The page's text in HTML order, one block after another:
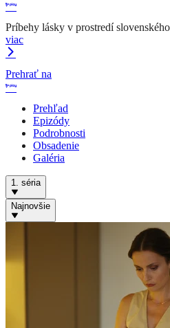
Príbehy lásky v prostredí
viac
Prehrať na
Prehľad
Epizódy
Podrobnosti
Obsadenie
Galéria
1. séria
Najnovšie